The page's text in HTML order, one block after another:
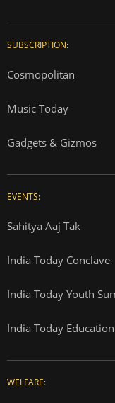
SUBSCRIPTION:
Cosmopolitan
Music Today
Gadgets & Gizmos
EVENTS:
Sahitya Aaj Tak
India Today Conclave
India Today Youth
India Today
WELFARE: